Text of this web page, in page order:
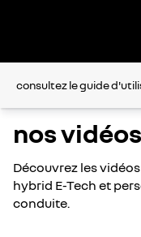
consultez le guide
nos
Découvrez les
hybrid E-Tech et
conduite.